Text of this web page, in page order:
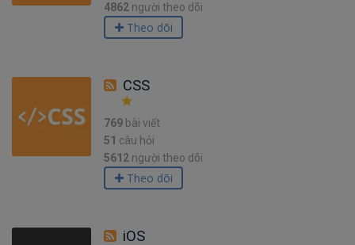
4862 người theo dõi
Theo dõi
CSS
769 bài viết
51 câu hỏi
5612 người theo dõi
Theo dõi
iOS